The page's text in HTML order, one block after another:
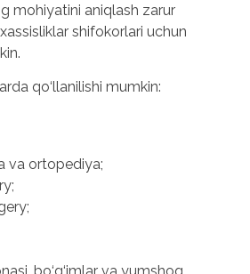
mohiyatini aniqlash zarur
shifokorlari uchun
qo‘llanilishi mumkin:
va ortopediya;
bo‘g‘imlar va yumshoq